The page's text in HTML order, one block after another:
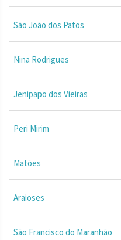
São João dos Patos
Nina Rodrigues
Jenipapo dos Vieiras
Peri Mirim
Matões
Araioses
São Francisco do Maranhão